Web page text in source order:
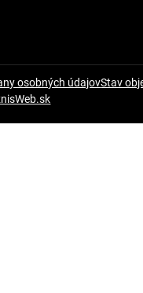
osobných údajovStav